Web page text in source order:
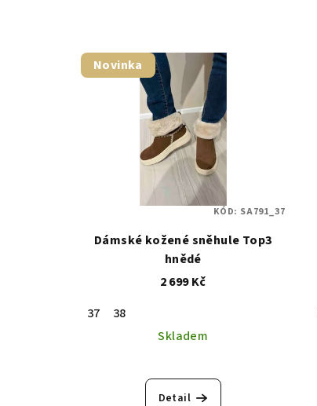
Novinka
Dámské kožené sněhule Top3
hnědé
2 699 Kč
37
38
Skladem
Detail
KÓD: SA791_37